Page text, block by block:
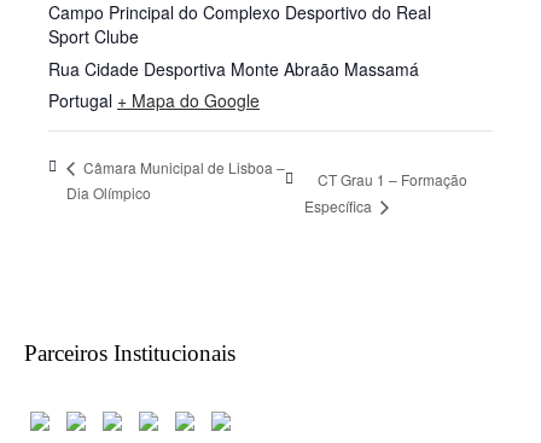
Campo Principal do Complexo Desportivo do Real
Sport Clube
Rua Cidade Desportiva Monte Abraão Massamá
Portugal + Mapa do Google
Câmara Municipal de Lisboa –
Dia Olímpico
CT Grau 1 – Formação
Específica
Parceiros Institucionais